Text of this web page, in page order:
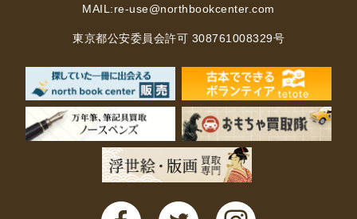
IT・テクノロジー・コンピュータ
エネルギー
他理工書
化学 地球科学・エコロジー
医学書・東洋医学書
歯学書・歯科衛生士 看護学書
眼科学
精神医学書
臨床医学一般
薬学書
針灸・漢方
リハビリテーション医学
伝統医学・東洋医学
基礎医学
小児科学
MAIL:re-use@northbookcenter.com
東京都公安委員会許可 308761008329号